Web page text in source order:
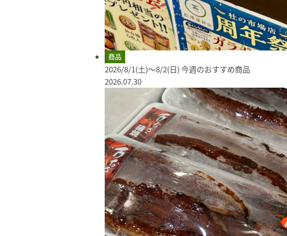
商品
2026/8/1(土)～8/2(日) 今週のおすすめ商品
2026.07.30